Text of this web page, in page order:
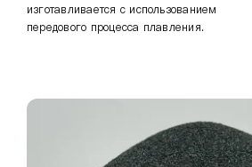
изготавливается с использованием
передового процесса плавления.